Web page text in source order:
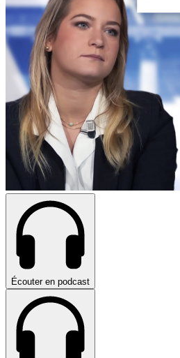
Écouter en podcast